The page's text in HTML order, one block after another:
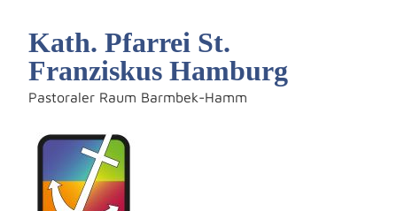
Kath. Pfarrei St.
Franziskus Hamburg
Pastoraler Raum Barmbek-Hamm